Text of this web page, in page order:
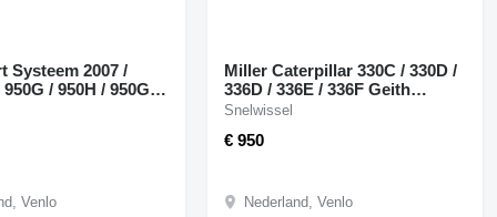
Systeem 2007 /
/ 950H / 950GC
Venlo
Miller Caterpillar 330C / 330D /
336D / 336E / 336F Geith
snelwissel voor Caterpillar
336F graafmachine
€ 950
Snelwissel
Nederland, Venlo